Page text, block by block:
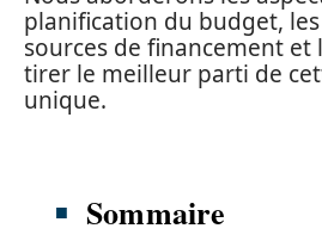
planification du budget,
sources de financement et
tirer le meilleur parti de
unique.
Sommaire